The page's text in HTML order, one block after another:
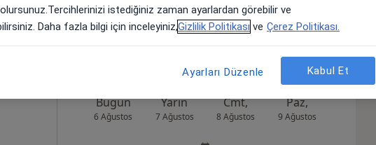
Bugün
6 Ağustos
Yarın
7 Ağustos
Cmt,
8 Ağustos
Paz,
9 Ağustos
Pzt,
istediğiniz zaman ayarlardan görebilir ve
Daha fazla bilgi için inceleyiniz,Gizlilik Politikası ve Çerez Politikası.
Ayarları Düzenle Kabul Et